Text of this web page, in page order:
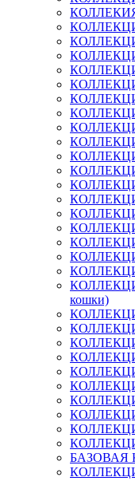
кошки)
БАЗОВАЯ